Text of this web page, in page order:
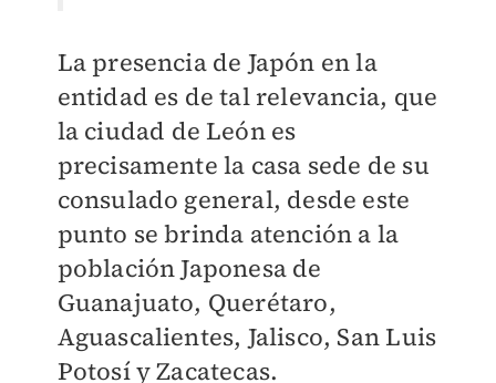
La presencia de Japón en la
entidad es de tal relevancia, que
la ciudad de León es
precisamente la casa sede de su
consulado general, desde este
punto se brinda atención a la
población Japonesa de
Guanajuato, Querétaro,
Aguascalientes, Jalisco, San Luis
Potosí y Zacatecas.